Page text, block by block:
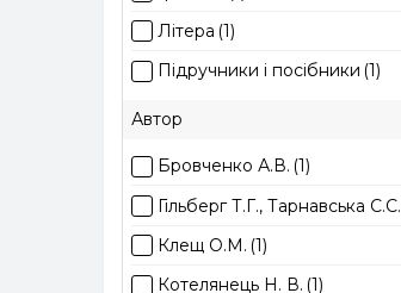
Літера (1)
Підручники і посібники (1)
Автор
Бровченко А.В. (1)
Гільберг Т.Г., Тарнавська С.С.
Клещ О.М. (1)
Котелянець Н. В. (1)